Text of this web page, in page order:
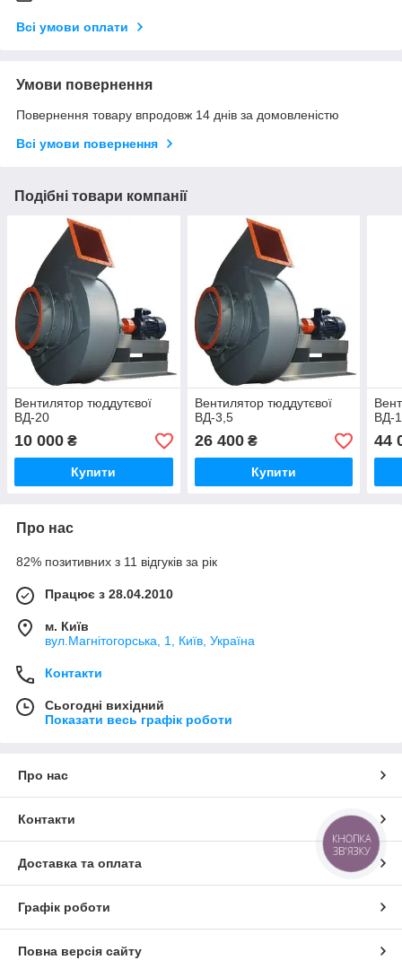
Всі умови оплати
Умови повернення
Повернення товару впродовж 14 днів за домовленістю
Всі умови повернення
Подібні товари компанії
Вентилятор тюддутєвої
ВД-20
10 000 ₴
Купити
Вентилятор тюддутєвої
ВД-3,5
26 400₴
Купити
ВД-
44
Про нас
82% позитивних з 11 відгуків за рік
Працює з 28.04.2010
м. Київ
вул.Магнітогорська, 1, Київ, Україна
Контакти
Сьогодні вихідний
Показати весь графік роботи
Про нас
Контакти
Доставка та оплата
Графік роботи
Повна версія сайту
КНОПКА
ЗВ'ЯЗКУ